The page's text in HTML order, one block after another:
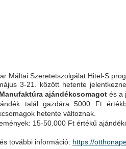
Máltai Szeretetszolgálat Hitel-S
3-21. között hetente
ajándékcsomagot és a
talál gazdára 5000 Ft
hetente változnak.
15-50.000 Ft értékű
további információ: https://